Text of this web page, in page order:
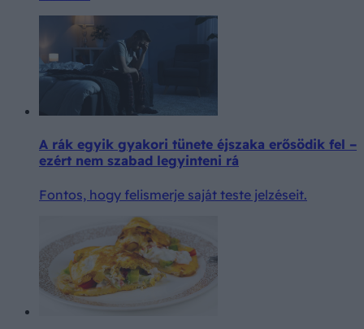
A rák egyik gyakori tünete éjszaka erősödik fel –
ezért nem szabad legyinteni rá
Fontos, hogy felismerje saját teste jelzéseit.